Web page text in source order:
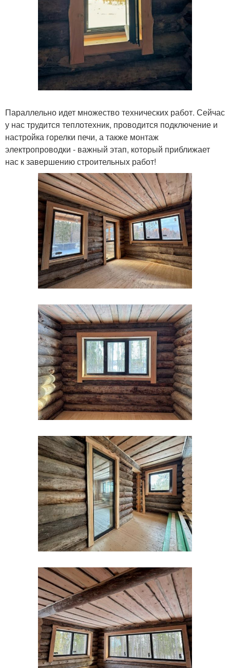
Параллельно идет множество технических работ. Сейчас
у нас трудится теплотехник, проводится подключение и
настройка горелки печи, а также монтаж
электропроводки - важный этап, который приближает
нас к завершению строительных работ!